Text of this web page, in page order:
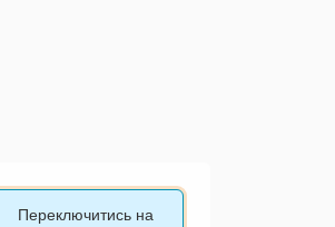
Переключитись на